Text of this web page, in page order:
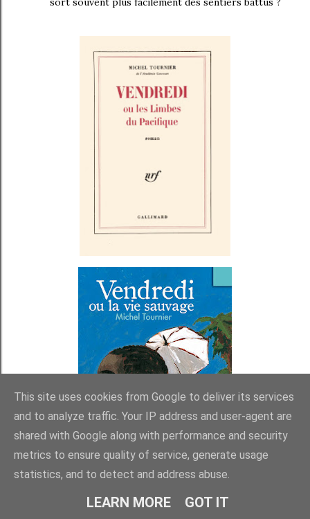
Et puis, bon, prix Vendredi, Lupiot le souligne bien... ça
This site uses cookies from Google to deliver its services
and to analyze traffic. Your IP address and user-agent are
shared with Google along with performance and security
metrics to ensure quality of service, generate usage
statistics, and to detect and address abuse.
LEARN MORE GOT IT